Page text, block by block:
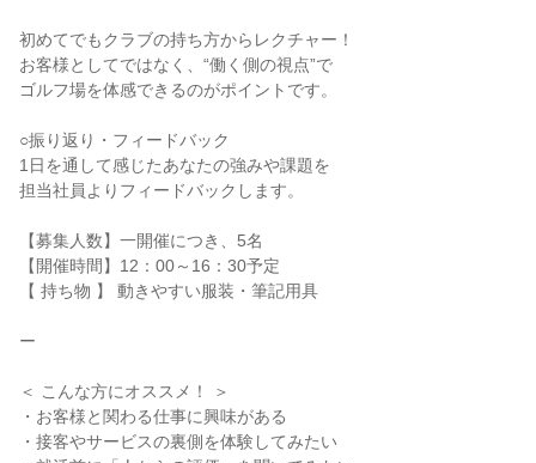
初めてでもクラブの持ち方からレクチャー！
お客様としてではなく、“働く側の視点”で
ゴルフ場を体感できるのがポイントです。
○振り返り・フィードバック
1日を通して感じたあなたの強みや課題を
担当社員よりフィードバックします。
【募集人数】一開催につき、5名
【開催時間】12：00～16：30予定
【 持ち物 】 動きやすい服装・筆記用具
ー
＜ こんな方にオススメ！ ＞
・お客様と関わる仕事に興味がある
・接客やサービスの裏側を体験してみたい